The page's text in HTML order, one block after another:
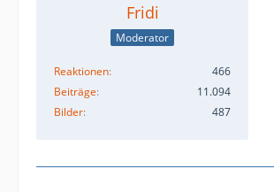
Fridi
Moderator
Reaktionen
466
Beiträge
11.094
Bilder
487